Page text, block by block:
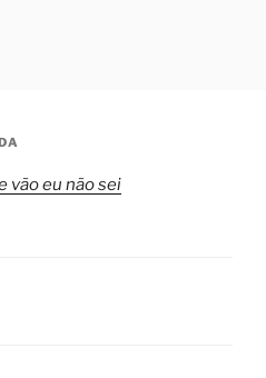
vão eu não sei